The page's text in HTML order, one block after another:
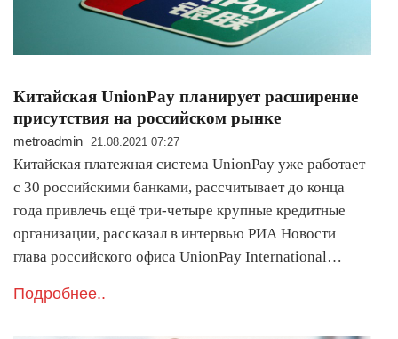
Китайская UnionPay планирует расширение
присутствия на российском рынке
metroadmin 21.08.2021 07:27
Китайская платежная система UnionPay уже работает
с 30 российскими банками, рассчитывает до конца
года привлечь ещё три-четыре крупные кредитные
организации, рассказал в интервью РИА Новости
глава российского офиса UnionPay International…
Подробнее..